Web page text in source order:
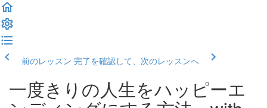
前のレッスン 完了を確認して、次のレッスンへ
一度きりの人生をハッピーエ